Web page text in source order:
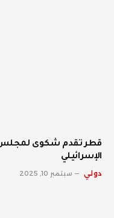
قطر تقدم شكوى لمجلس
الإسرائيلي
دولي سبتمبر 10, 2025